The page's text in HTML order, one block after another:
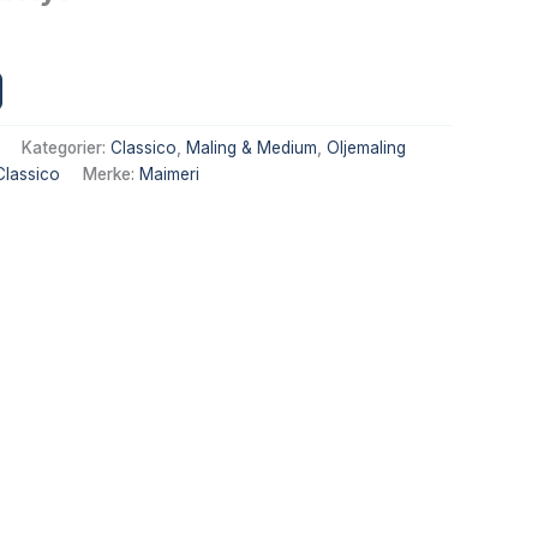
Kategorier: Classico Maling & Medium Oljemaling
Merke: Maimeri